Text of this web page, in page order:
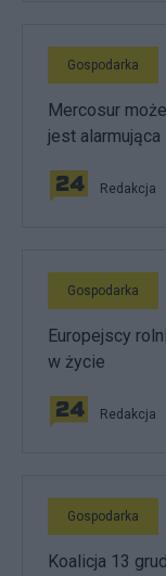
Gospodarka
Mercosur
jest alarmująca
Redakcja
Gospodarka
Europejscy
w życie
Redakcja
Gospodarka
Koalicja 13